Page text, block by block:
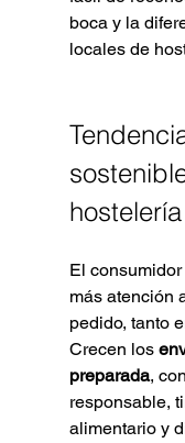
boca y la
locales de
hostelería
El
más atención
pedido, tanto
Crecen los
preparada,
responsable,
alimentario y